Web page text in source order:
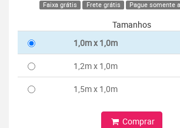
Faixa grátis Frete grátis Pague somente
Tamanhos
1,0m x 1,0m
1,2m x 1,0m
1,5m x 1,0m
Comprar